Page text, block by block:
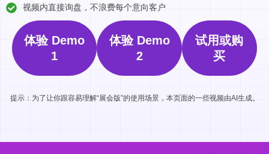
视频内直接询盘，不浪费每个意向客户
体验 Demo
1
体验 Demo
2
试用或购
买
提示：为了让你跟容易理解“展会版”的使用场景，本页面的一些视频由AI生成。